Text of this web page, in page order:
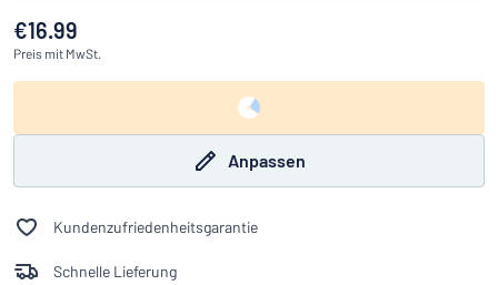
€16.99
Preis mit MwSt.
Anpassen
Kundenzufriedenheitsgarantie
Schnelle Lieferung